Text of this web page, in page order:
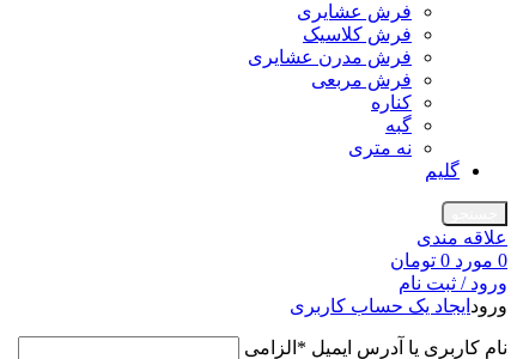
فرش عشایری
فرش کلاسیک
فرش مدرن عشایری
فرش مربعی
کناره
گبه
نه متری
گلیم
علاقه مندی
0 مورد 0 تومان
ورود / ثبت نام
ورود ایجاد یک حساب کاربری
نام کاربری یا آدرس ایمیل * الزامی